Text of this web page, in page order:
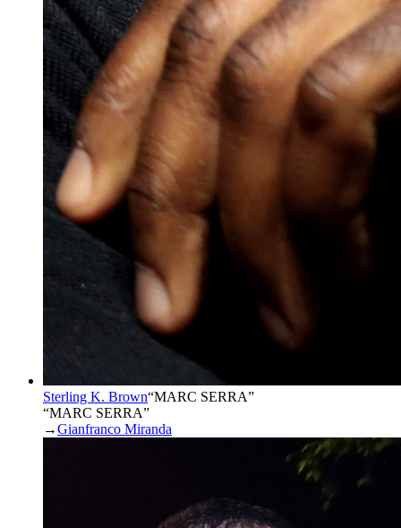
Sterling K. Brown“MARC SERRA”
“MARC SERRA”
→Gianfranco Miranda